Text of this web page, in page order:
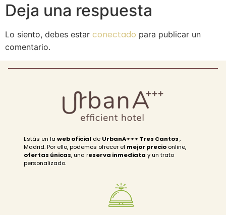
Deja una respuesta
Lo siento, debes estar conectado para publicar un
comentario.
Estás en laweb oficial de UrbanA+++ Tres Cantos,
Madrid. Por ello, podemos ofrecer el mejor precio online,
ofertas únicas, una reserva inmediata y un trato
personalizado.